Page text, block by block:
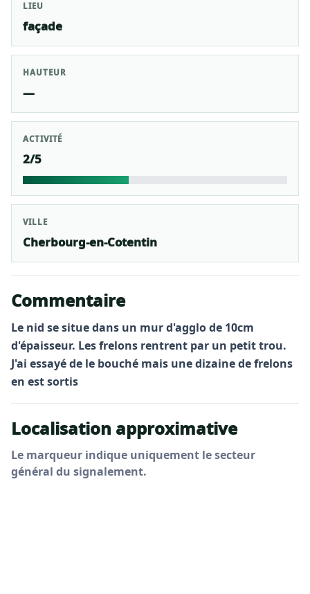
LIEU
façade
HAUTEUR
—
ACTIVITÉ
2/5
VILLE
Cherbourg-en-Cotentin
Commentaire
Le nid se situe dans un mur d'agglo de 10cm
d'épaisseur. Les frelons rentrent par un petit trou.
J'ai essayé de le bouché mais une dizaine de frelons
en est sortis
Localisation approximative
Le marqueur indique uniquement le secteur
général du signalement.